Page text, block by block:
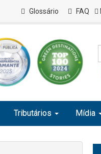
Glossário FAQ
Tributários Mídia